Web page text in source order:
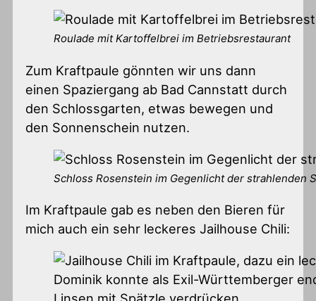
Roulade mit Kartoffelbrei im Betriebsrestaurant
Zum Kraftpaule gönnten wir uns dann
einen Spaziergang ab Bad Cannstatt durch
den Schlossgarten, etwas bewegen und
den Sonnenschein nutzen.
Schloss Rosenstein im Gegenlicht der strahlenden
Im Kraftpaule gab es neben den Bieren für
mich auch ein sehr leckeres Jailhouse Chili: